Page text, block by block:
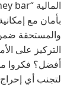
بأمان مع
والمستحقة
التركيز على
أفضل؟ فكروا
لتجنب أي